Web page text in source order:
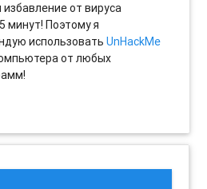
от вируса
минут! Поэтому я
использоватьUnHackMe
от любых